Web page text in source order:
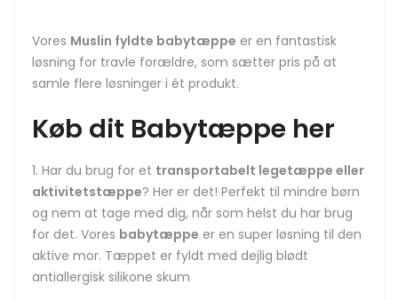
Vores Muslin fyldte babytæppe er en fantastisk
løsning for travle forældre, som sætter pris på at
samle flere løsninger i ét produkt.
Køb dit Babytæppe her
Har du brug for et transportabelt legetæppe eller
aktivitetstæppe? Her er det! Perfekt til mindre børn
og nem at tage med dig, når som helst du har brug
for det. Vores babytæppe er en super løsning til den
aktive mor. Tæppet er fyldt med dejlig blødt
antiallergisk silikone skum